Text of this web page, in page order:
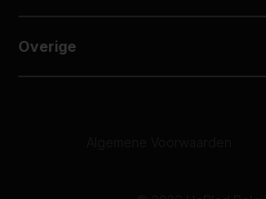
Overige